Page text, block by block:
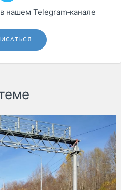
нашем Telegram‑канале